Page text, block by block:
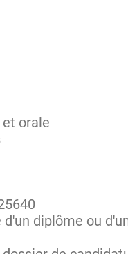
orale
diplôme ou